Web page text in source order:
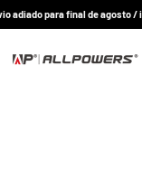
adiado para final de agosto /
Allpowers Portugal